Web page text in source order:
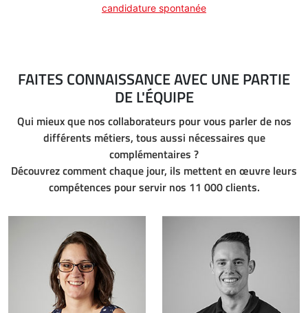
candidature spontanée
FAITES CONNAISSANCE AVEC UNE PARTIE
DE L'ÉQUIPE
Qui mieux que nos collaborateurs pour vous parler de nos
différents métiers, tous aussi nécessaires que
complémentaires ?
Découvrez comment chaque jour, ils mettent en œuvre leurs
compétences pour servir nos 11 000 clients.
Acheteuse Assistant comptable